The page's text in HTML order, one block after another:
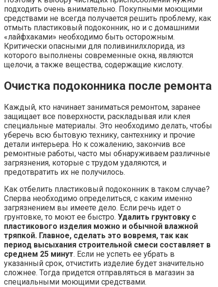
подходить очень внимательно. Покупными моющими
средствами не всегда получается решить проблему, как
отмыть пластиковый подоконник, но и с домашними
«лайфхаками» необходимо быть осторожным.
Критически опасными для поливинилхлорида, из
которого выполнены современные окна, являются
щелочи, а также вещества, содержащие кислоту.
Очистка подоконника после ремонта
Каждый, кто начинает заниматься ремонтом, заранее
защищает все поверхности, раскладывая или клея
специальные материалы. Это необходимо делать, чтобы
уберечь всю бытовую технику, сантехнику и прочие
детали интерьера. Но к сожалению, закончив все
ремонтные работы, часто мы обнаруживаем различные
загрязнения, которые с трудом удаляются, и
предотвратить их не получилось.
Как отбелить пластиковый подоконник в таком случае?
Сперва необходимо определиться, с каким именно
загрязнением вы имеете дело. Если речь идет о
грунтовке, то моют ее быстро. Удалить грунтовку с
пластикового изделия можно и обычной влажной
тряпкой. Главное, сделать это вовремя, так как
период высыхания строительной смеси составляет в
среднем 25 минут. Если не успеть ее убрать в
указанный срок, отчистить изделие будет значительно
сложнее. Тогда придется отправляться в магазин за
специальными моющими средствами.